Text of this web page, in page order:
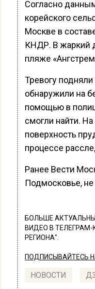
Согласно
корейского
Москве в
КНДР. В жаркий
пляже
Тревогу
обнаружили на
помощью в
смогли найти.
поверхность
процессе
Ранее Вести
Подмосковье,
БОЛЬШЕ
ВИДЕО В
РЕГИОНА".
ПОДПИСЫВАЙТЕСЬ
НОВОСТИ